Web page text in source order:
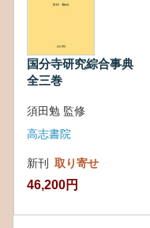
国分寺研究綜合事典
全三巻
須田勉 監修
高志書院
新刊 取り寄せ
46,200円